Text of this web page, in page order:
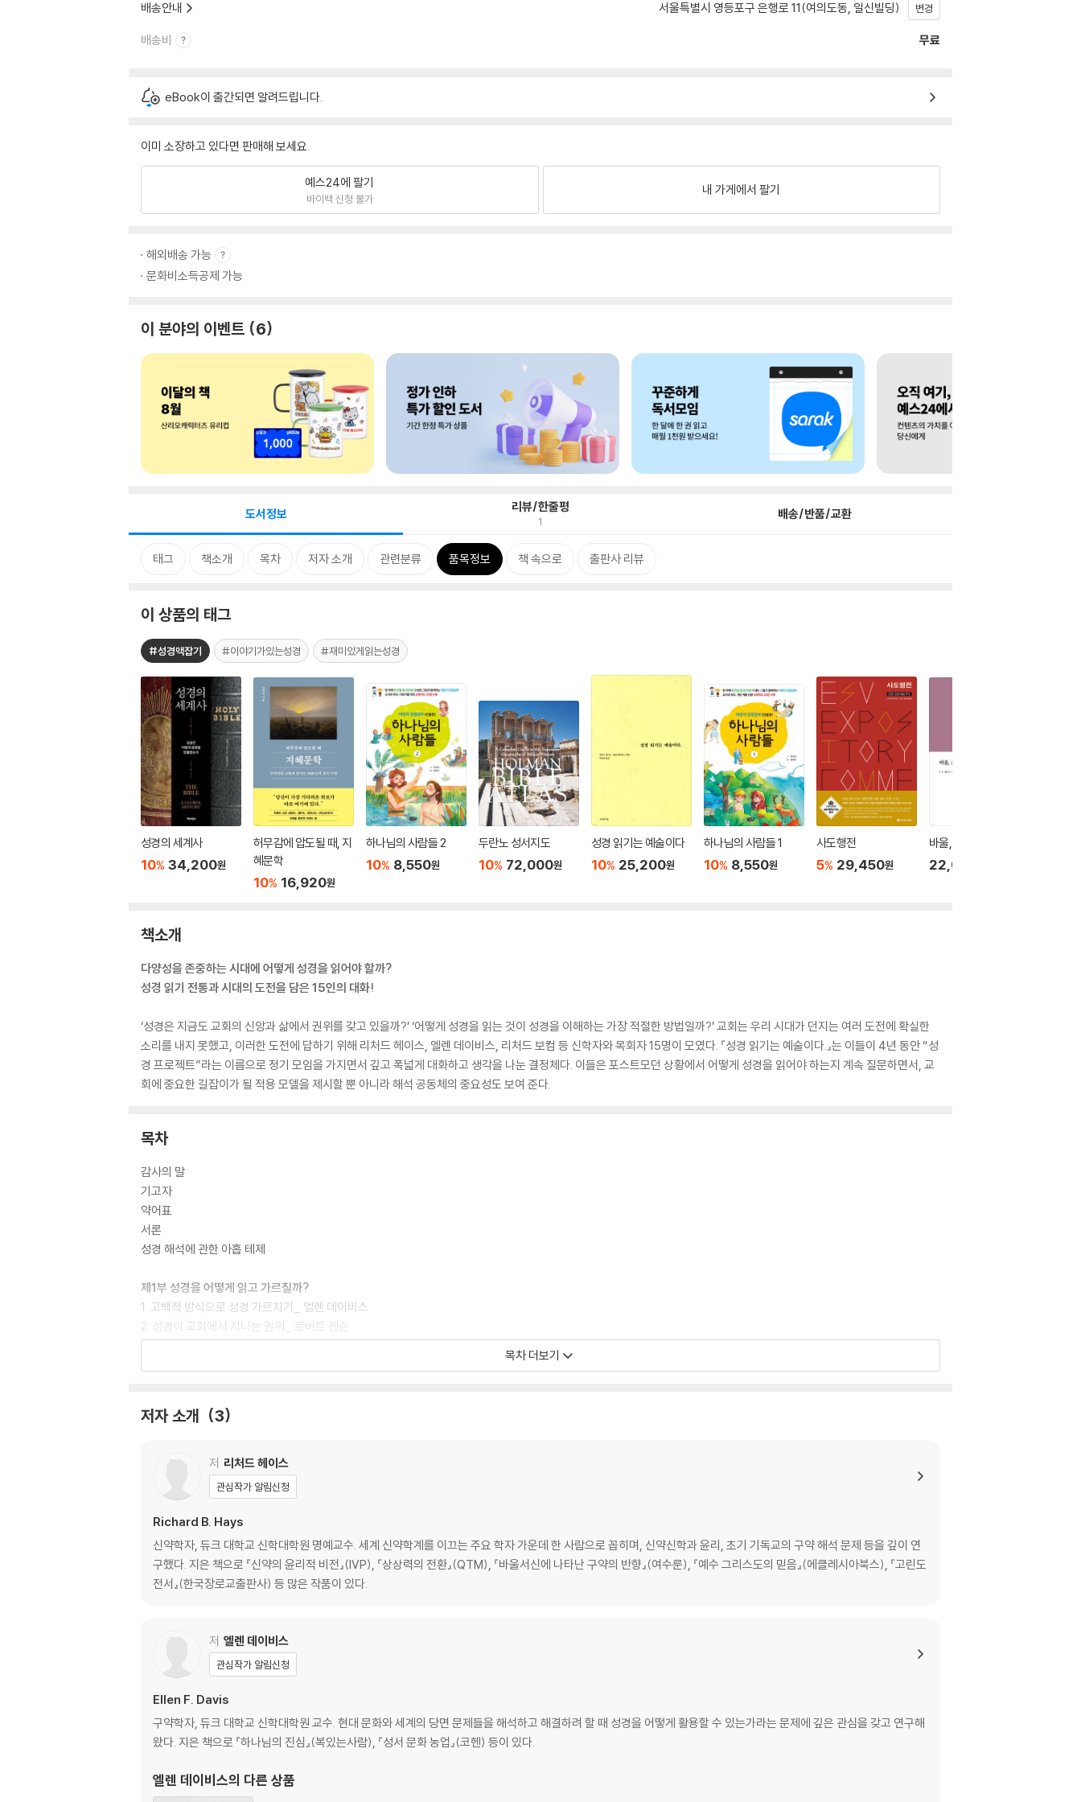
배송안내 서울특별시 영등포구 은행로 11(여의도동, 일신빌딩) 변경
배송비 무료
eBook이 출간되면 알려드립니다.
이미 소장하고 있다면 판매해 보세요.
예스24에 팔기
바이백 신청 불가
내 가게에서 팔기
해외배송 가능
문화비소득공제 가능
이 분야의 이벤트 6
도서정보 리뷰/한줄평
1 배송/반품/교환
태그 책소개 목차 저자 소개 관련분류 품목정보 책 속으로 출판사 리뷰
이 상품의 태그
#성경맥잡기 #이야기가있는성경 #재미있게읽는성경
성경의 세계사
10% 34,200원
허무감에 압도될 때, 지
혜문학
10% 16,920원
하나님의 사람들 2
10% 8,550원
두란노 성서지도
10% 72,000원
성경 읽기는 예술이다
10% 25,200원
하나님의 사람들 1
10% 8,550원
사도행전
5% 29,450원
바울, 율법, 유대인
22,000
책소개
다양성을 존중하는 시대에 어떻게 성경을 읽어야 할까?
성경 읽기 전통과 시대의 도전을 담은 15인의 대화!
‘성경은 지금도 교회의 신앙과 삶에서 권위를 갖고 있을까?’ ‘어떻게 성경을 읽는 것이 성경을 이해하는 가장 적절한 방법일까?’ 교회는 우리 시대가 던지는 여러 도전에 확실한
소리를 내지 못했고, 이러한 도전에 답하기 위해 리처드 헤이스, 엘렌 데이비스, 리처드 보컴 등 신학자와 목회자 15명이 모였다. 『성경 읽기는 예술이다.』는 이들이 4년 동안 “성
경 프로젝트”라는 이름으로 정기 모임을 가지면서 깊고 폭넓게 대화하고 생각을 나눈 결정체다. 이들은 포스트모던 상황에서 어떻게 성경을 읽어야 하는지 계속 질문하면서, 교
회에 중요한 길잡이가 될 적용 모델을 제시할 뿐 아니라 해석 공동체의 중요성도 보여 준다.
목차
감사의 말
기고자
약어표
서론
성경 해석에 관한 아홉 테제
제1부 성경을 어떻게 읽고 가르칠까?
1. 고백적 방식으로 성경 가르치기_ 엘렌 데이비스
2. 성경이 교회에서 지니는 권위_ 로버트 젠슨
3 성경을 일관된 이야기로 읽기_ 리처드 보컴
4 두 번째 내러티브의 발견: 추리소설과 역사적 방법론의 구조_ 데이비드 스타인메츠
5. 교부들의 주해는 지금도 유용한가?: 초기 그리스도인의 시편 해석에 관한 몇 가지 고찰_ 브라이언 데일리
7. 포스트모던 시대에 신실하게 성경 읽기_ 윌리엄 스테이시 존슨
8. 탈기독교 시대에 신실하게 설교하기_ 크리스틴 맥스패든
9. 신앙 공동체에서 성경을 삶으로 구현하기_ 그레고리 존스
제3부 어려운 본문 읽기
10. 비판적 전승 계승: 성경 내부의 해석을 찾아내기_ 엘렌 데이비스
11. 위험하게 살아가기: 창세기 22장과 좋은 성경 해석 탐구_ 월터 모벌리
14. 어떻게 진리를 알 수 있는가?: 요한복음 7장 14-18절 연구_ 월터 모벌리
15. “그의 사람들이 그를 영접하지 않았다”: 예수가 제자들의 발을 씻어 주다_ 메리언 메이 톰슨
제4부 설교
17. 자신에게 가하는 폭력_ 엘렌 데이비스
18. 소망의 포로_ 엘렌 데이비스
19. 너희를 내 손에서 구해 줄 하나님이 누구이겠느냐?_ 리처드 헤이스
20. 그물에 잡히다_ 리처드 헤이스
목차 더보기
저자 소개 3
저 리처드 헤이스
관심작가 알림신청
Richard B. Hays
신약학자, 듀크 대학교 신학대학원 명예교수. 세계 신약학계를 이끄는 주요 학자 가운데 한 사람으로 꼽히며, 신약신학과 윤리, 초기 기독교의 구약 해석 문제 등을 깊이 연
구했다. 지은 책으로 『신약의 윤리적 비전』(IVP), 『상상력의 전환』(QTM), 『바울서신에 나타난 구약의 반향』(여수룬), 『예수 그리스도의 믿음』(에클레시아북스), 『고린도
전서』(한국장로교출판사) 등 많은 작품이 있다.
저 엘렌 데이비스
관심작가 알림신청
Ellen F. Davis
구약학자, 듀크 대학교 신학대학원 교수. 현대 문화와 세계의 당면 문제들을 해석하고 해결하려 할 때 성경을 어떻게 활용할 수 있는가라는 문제에 깊은 관심을 갖고 연구해
왔다. 지은 책으로 『하나님의 진심』(복있는사람), 『성서 문화 농업』(코헨) 등이 있다.
엘렌 데이비스의 다른 상품